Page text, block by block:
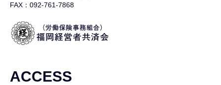
FAX：092-761-7868
ACCESS